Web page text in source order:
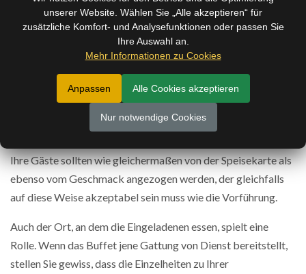
Finden Sie das ideale Buffet!
Die Demonstration der Gerichte ist sicherlich einer der
substanziellsten Punkte Dinge, die wir innerhalb der
Selektion des optimalen Buffets akzeptieren müssen.
Ihre Gäste sollten wie gleichermaßen von der Speisekarte als
ebenso vom Geschmack angezogen werden, der gleichfalls
auf diese Weise akzeptabel sein muss wie die Vorführung.
Auch der Ort, an dem die Eingeladenen essen, spielt eine
Rolle. Wenn das Buffet jene Gattung von Dienst bereitstellt,
stellen Sie gewiss, dass die Einzelheiten zu Ihrer
unserer Website. Wählen Sie „Alle akzeptieren“ für
zusätzliche Komfort- und Analysefunktionen oder passen Sie
Ihre Auswahl an.
Mehr Informationen zu Cookies
Anpassen Alle Cookies akzeptieren
Nur notwendige Cookies